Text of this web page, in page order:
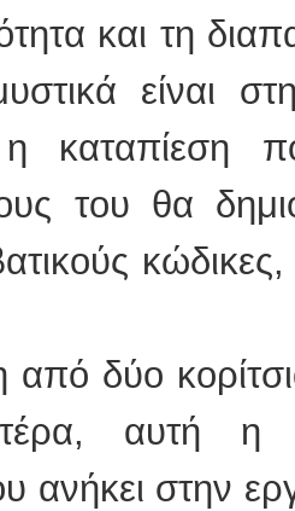
και τη
είναι
καταπίεση
του θα
κώδικες,
από δύο
αυτή η
ανήκει στην